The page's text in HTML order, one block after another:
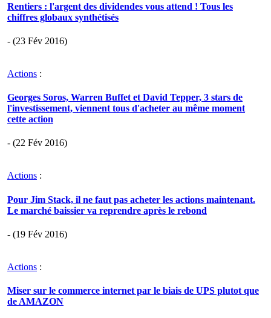
Rentiers : l'argent des dividendes vous attend ! Tous les
chiffres globaux synthétisés
- (23 Fév 2016)
Actions :
Georges Soros, Warren Buffet et David Tepper, 3 stars de
l'investissement, viennent tous d'acheter au même moment
cette action
- (22 Fév 2016)
Actions :
Pour Jim Stack, il ne faut pas acheter les actions maintenant.
Le marché baissier va reprendre après le rebond
- (19 Fév 2016)
Actions :
Miser sur le commerce internet par le biais de UPS plutot que
de AMAZON